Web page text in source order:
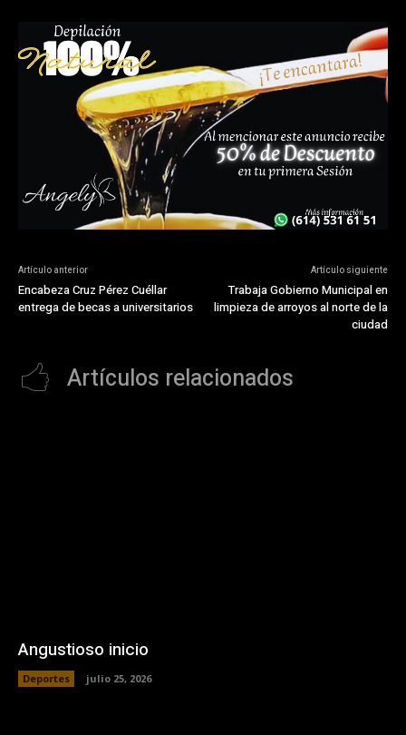
Artículo anterior
Encabeza Cruz Pérez Cuéllar
entrega de becas a universitarios
Artículo siguiente
Trabaja Gobierno Municipal en
limpieza de arroyos al norte de la
ciudad
Artículos relacionados
Angustioso inicio
Deportes julio 25, 2026